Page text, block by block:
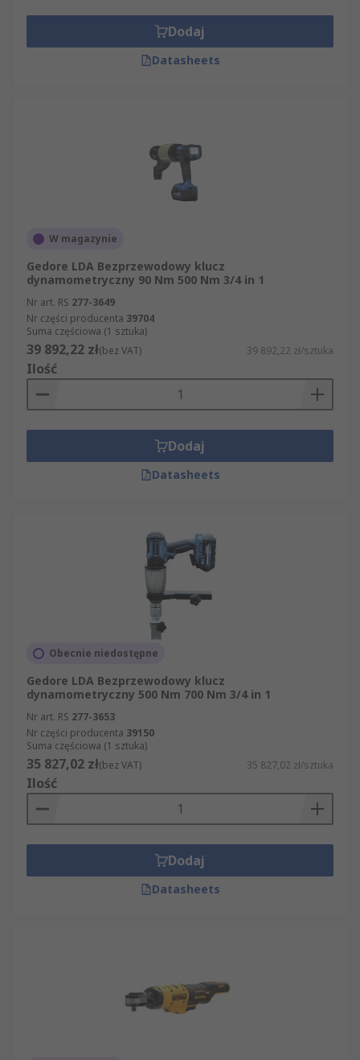
Dodaj
Datasheets
W magazynie
Gedore LDA Bezprzewodowy klucz
dynamometryczny 90 Nm 500 Nm 3/4 in 1
Nr art. RS 277-3649
Nr części producenta 39704
Suma częściowa (1 sztuka)
39 892,22 zł(bez VAT) 39 892,22 zł/sztuka
Ilość
Dodaj
Datasheets
Obecnie niedostępne
Gedore LDA Bezprzewodowy klucz
dynamometryczny 500 Nm 700 Nm 3/4 in 1
Nr art. RS 277-3653
Nr części producenta 39150
Suma częściowa (1 sztuka)
35 827,02 zł(bez VAT) 35 827,02 zł/sztuka
Ilość
Dodaj
Datasheets